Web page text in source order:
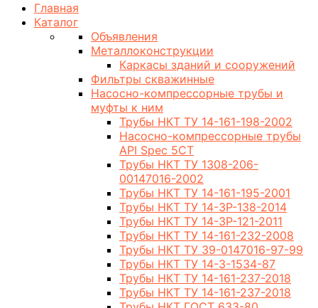
Главная
Каталог
Объявления
Металлоконструкции
Каркасы зданий и сооружений
Фильтры скважинные
Насосно-компрессорные трубы и
муфты к ним
Трубы НКТ ТУ 14-161-198-2002
Насосно-компрессорные трубы
API Spec 5CT
Трубы НКТ ТУ 1308-206-
00147016-2002
Трубы НКТ ТУ 14-161-195-2001
Трубы НКТ ТУ 14-3Р-138-2014
Трубы НКТ ТУ 14-3Р-121-2011
Трубы НКТ ТУ 14-161-232-2008
Трубы НКТ ТУ 39-0147016-97-99
Трубы НКТ ТУ 14-3-1534-87
Трубы НКТ ТУ 14-161-237-2018
Трубы НКТ ТУ 14-161-237-2018